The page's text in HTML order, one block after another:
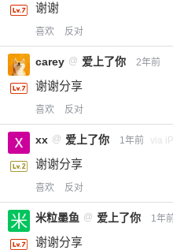
谢谢
喜欢 反对
carey @ 爱上了你 2年前
谢谢分享
喜欢 反对
xx @ 爱上了你 1年前 via
谢谢分享
喜欢 反对
米粒墨鱼 @ 爱上了你 1年
谢谢分享